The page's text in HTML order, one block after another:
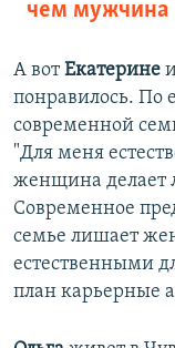
чем мужчина
А вотЕкатерине
понравилось. По
современной
"Для меня
женщина делает
Современное
семье лишает
естественными
план карьерные